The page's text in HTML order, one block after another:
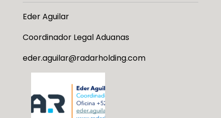
Eder Aguilar
Coordinador Legal Aduanas
eder.aguilar@radarholding.com